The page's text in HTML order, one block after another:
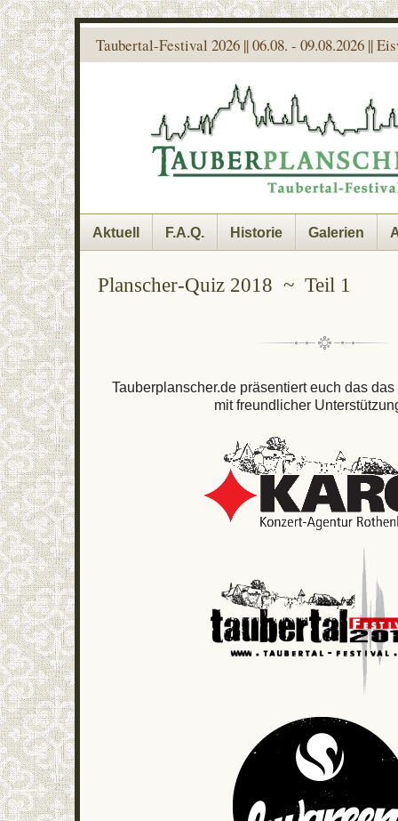
Taubertal-Festival 2026 || 06.08. - 09.08.2026 ||
Aktuell F.A.Q. Historie Galerien
Planscher-Quiz 2018 ~ Teil 1
Tauberplanscher.de präsentiert euch das
mit freundlicher